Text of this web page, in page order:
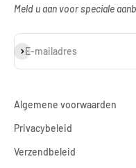
Meld u aan voor speciale
E-mailadres
Abonneren
Algemene voorwaarden
Privacybeleid
Verzendbeleid